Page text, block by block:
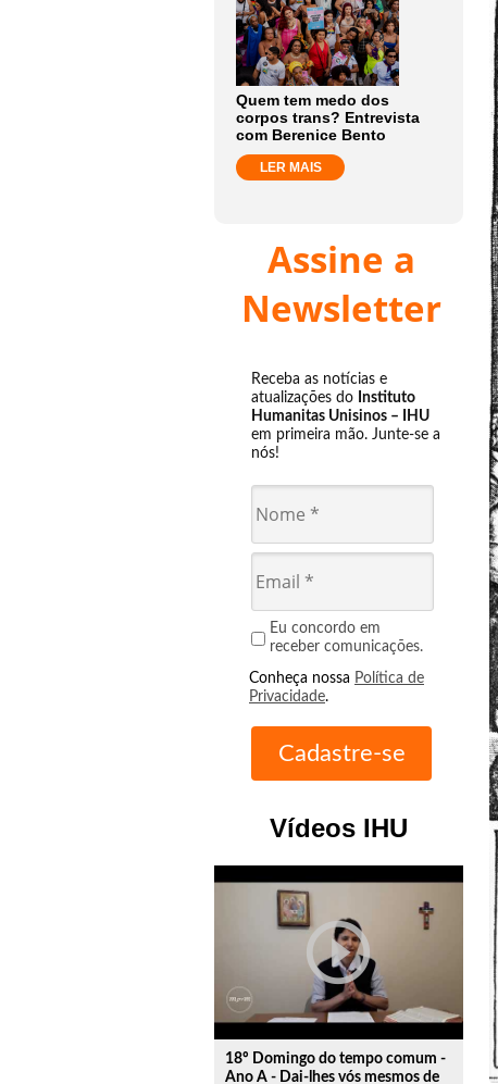
Quem tem medo dos
corpos trans? Entrevista
com Berenice Bento
LER MAIS
Assine a
Newsletter
Receba as notícias e
atualizações do Instituto
Humanitas Unisinos – IHU
em primeira mão. Junte-se a
nós!
Eu concordo em
receber comunicações.
Conheça nossa Política de
Privacidade.
Vídeos IHU
play_circle_outline
18º Domingo do tempo comum -
Ano A - Dai-lhes vós mesmos de